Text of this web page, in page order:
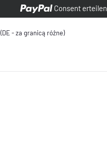
Consent erteilen
(DE - za granicą różne)